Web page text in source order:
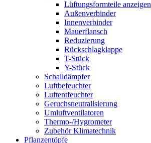
Lüftungsformteile anzeigen
Außenverbinder
Innenverbinder
Mauerflansch
Reduzierung
Rückschlagklappe
T-Stück
Y-Stück
Schalldämpfer
Luftbefeuchter
Luftentfeuchter
Geruchsneutralisierung
Umluftventilatoren
Thermo-/Hygrometer
Zubehör Klimatechnik
Pflanzentöpfe